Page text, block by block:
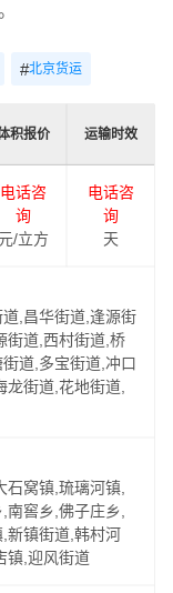
#北京货运
积报价 运输时效
电话咨
询
/立方
电话咨
询
天
,昌华街道,逢源街
街道,西村街道,桥
道,多宝街道,冲口
龙街道,花地街道,
石窝镇,琉璃河镇,
南窖乡,佛子庄乡,
新镇街道,韩村河
镇,迎风街道